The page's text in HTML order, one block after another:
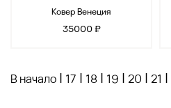
Ковер Венеция
35000 ₽
В начало | 17 | 18 | 19 | 20 | 21 |